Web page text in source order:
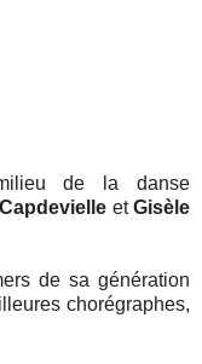
de la danse
etGisèle
de sa génération
chorégraphes,